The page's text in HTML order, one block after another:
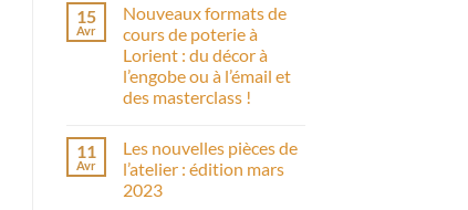
Fracas
Lorient,
en
avril
2024
!
sur
Yakishime
–
les
pièces
du
feu
15
Avr
Nouveaux formats de
cours de poterie à
Lorient : du décor à
l’engobe ou à l’émail et
des masterclass !
sur
Nouveaux
formats
de
11
Avr
Les nouvelles pièces de
l’atelier : édition mars
2023